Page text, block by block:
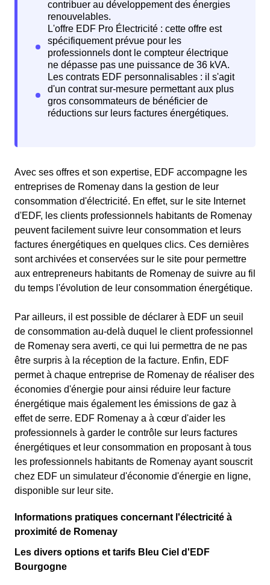
Avec ses offres et son expertise, EDF accompagne les
entreprises de Romenay dans la gestion de leur
consommation d'électricité. En effet, sur le site Internet
d'EDF, les clients professionnels habitants de Romenay
peuvent facilement suivre leur consommation et leurs
factures énergétiques en quelques clics. Ces dernières
sont archivées et conservées sur le site pour permettre
aux entrepreneurs habitants de Romenay de suivre au fil
du temps l'évolution de leur consommation énergétique.
Par ailleurs, il est possible de déclarer à EDF un seuil
de consommation au-delà duquel le client professionnel
de Romenay sera averti, ce qui lui permettra de ne pas
être surpris à la réception de la facture. Enfin, EDF
permet à chaque entreprise de Romenay de réaliser des
économies d'énergie pour ainsi réduire leur facture
énergétique mais également les émissions de gaz à
effet de serre. EDF Romenay a à cœur d'aider les
professionnels à garder le contrôle sur leurs factures
énergétiques et leur consommation en proposant à tous
les professionnels habitants de Romenay ayant souscrit
chez EDF un simulateur d'économie d'énergie en ligne,
disponible sur leur site.
Informations pratiques concernant l'électricité à
proximité de Romenay
Les divers options et tarifs Bleu Ciel d'EDF
Bourgogne